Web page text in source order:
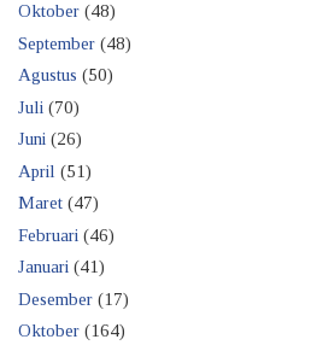
Oktober (48)
September (48)
Agustus (50)
Juli (70)
Juni (26)
April (51)
Maret (47)
Februari (46)
Januari (41)
Desember (17)
Oktober (164)